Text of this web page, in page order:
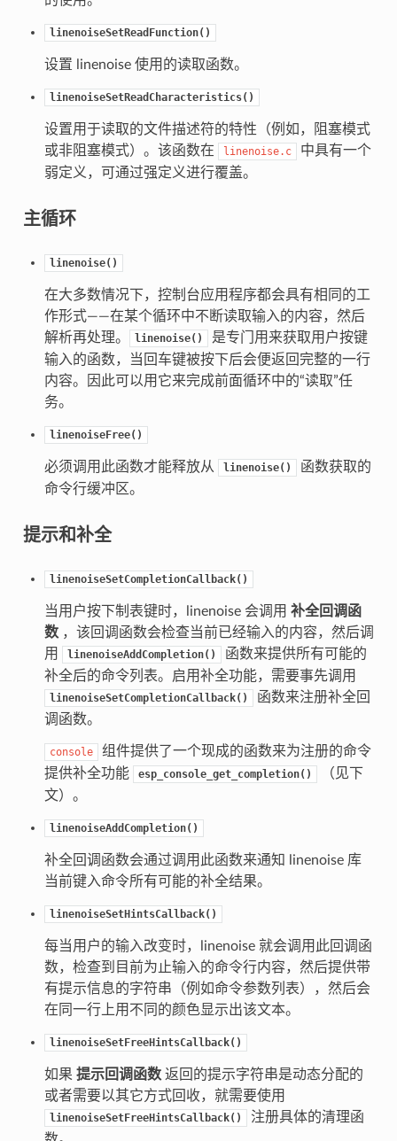
linenoiseSetReadFunction()
设置 linenoise 使用的读取函数。
linenoiseSetReadCharacteristics()
设置用于读取的文件描述符的特性（例如，阻塞模式
或非阻塞模式）。该函数在
linenoise.c
中具有一个
弱定义，可通过强定义进行覆盖。
主循环
linenoise()
在大多数情况下，控制台应用程序都会具有相同的工
作形式——在某个循环中不断读取输入的内容，然后
解析再处理。
linenoise()
是专门用来获取用户按键
输入的函数，当回车键被按下后会便返回完整的一行
内容。因此可以用它来完成前面循环中的“读取”任
务。
linenoiseFree()
必须调用此函数才能释放从 linenoise()
函数获取的
命令行缓冲区。
提示和补全
linenoiseSetCompletionCallback()
当用户按下制表键时，linenoise 会调用 补全回调函
数，该回调函数会检查当前已经输入的内容，然后调
用
linenoiseAddCompletion()
函数来提供所有可能的
补全后的命令列表。启用补全功能，需要事先调用
linenoiseSetCompletionCallback()
函数来注册补全回
调函数。
console
组件提供了一个现成的函数来为注册的命令
提供补全功能
esp_console_get_completion()
（见下
文）。
linenoiseAddCompletion()
补全回调函数会通过调用此函数来通知 linenoise 库
当前键入命令所有可能的补全结果。
linenoiseSetHintsCallback()
每当用户的输入改变时，linenoise 就会调用此回调函
数，检查到目前为止输入的命令行内容，然后提供带
有提示信息的字符串（例如命令参数列表），然后会
在同一行上用不同的颜色显示出该文本。
linenoiseSetFreeHintsCallback()
如果 提示回调函数返回的提示字符串是动态分配的
或者需要以其它方式回收，就需要使用
linenoiseSetFreeHintsCallback()
注册具体的清理函